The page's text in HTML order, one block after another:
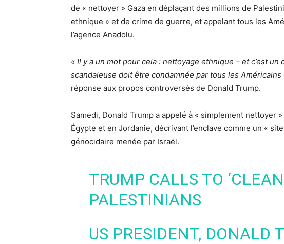
de « nettoyer » Gaza en déplaçant des millions de
ethnique » et de crime de guerre, et appelant tous les
l’agence Anadolu.
« Il y a un mot pour cela : nettoyage ethnique – et c’est
scandaleuse doit être condamnée par tous les Américains
réponse aux propos controversés de Donald Trump.
Samedi, Donald Trump a appelé à « simplement nettoyer
Égypte et en Jordanie, décrivant l’enclave comme un «
génocidaire menée par Israël.
TRUMP CALLS TO
PALESTINIANS
US PRESIDENT, DONALD